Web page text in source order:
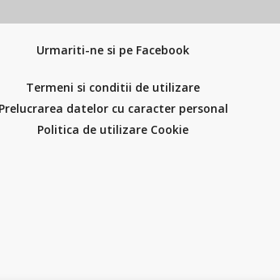
Urmariti-ne si pe Facebook
Termeni si conditii de utilizare
Prelucrarea datelor cu caracter personal
Politica de utilizare Cookie